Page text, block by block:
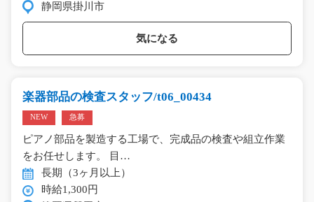
静岡県掛川市
気になる
楽器部品の検査スタッフ/t06_00434
NEW 急募
ピアノ部品を製造する工場で、完成品の検査や組立作業
をお任せします。 目…
長期（3ヶ月以上）
時給1,300円